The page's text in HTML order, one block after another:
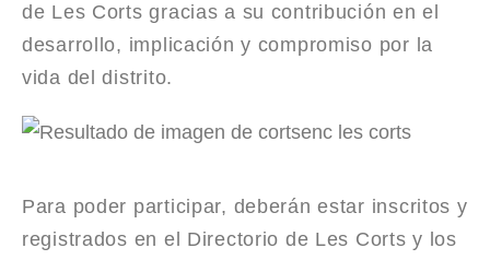
de Les Corts gracias a su contribución en el
desarrollo, implicación y compromiso por la
vida del distrito.
Para poder participar, deberán estar inscritos y
registrados en el Directorio de Les Corts y los